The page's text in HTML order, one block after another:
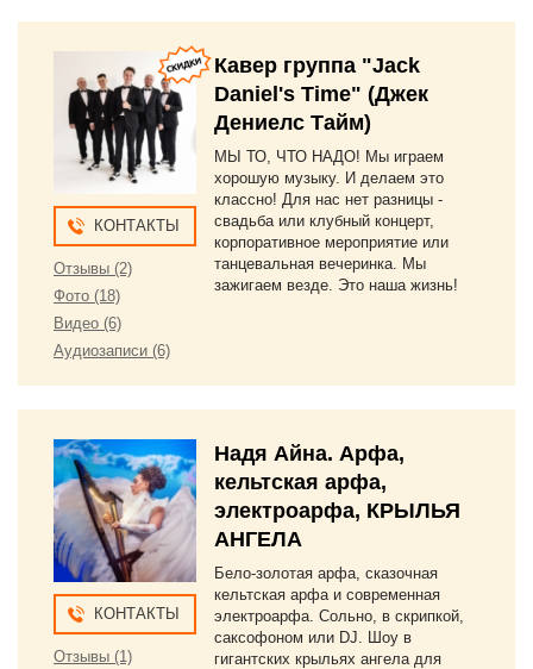
КОНТАКТЫ
Отзывы (2)
Фото (18)
Видео (6)
Аудиозаписи (6)
Кавер группа "Jack
Daniel's Time" (Джек
Дениелс Тайм)
МЫ ТО, ЧТО НАДО! Мы играем
хорошую музыку. И делаем это
классно! Для нас нет разницы -
свадьба или клубный концерт,
корпоративное мероприятие или
танцевальная вечеринка. Мы
зажигаем везде. Это наша жизнь!
КОНТАКТЫ
Отзывы (1)
Надя Айна. Арфа,
кельтская арфа,
электроарфа, КРЫЛЬЯ
АНГЕЛА
Бело-золотая арфа, сказочная
кельтская арфа и современная
электроарфа. Сольно, в скрипкой,
саксофоном или DJ. Шоу в
гигантских крыльях ангела для